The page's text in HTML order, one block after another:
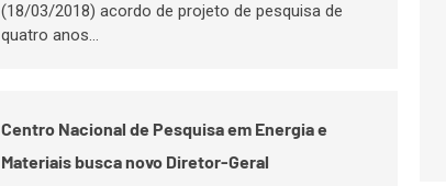
(18/03/2018) acordo de projeto de pesquisa de
quatro anos…
Centro Nacional de Pesquisa em Energia e
Materiais busca novo Diretor-Geral